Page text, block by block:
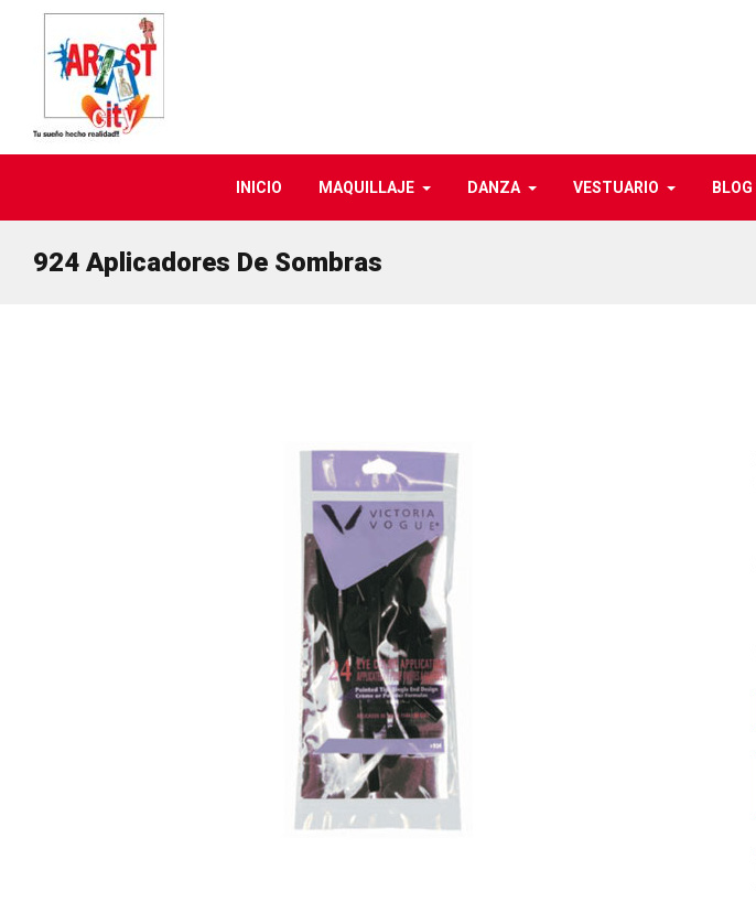
INICIO MAQUILLAJE DANZA VESTUARIO BLOG
924 Aplicadores De Sombras